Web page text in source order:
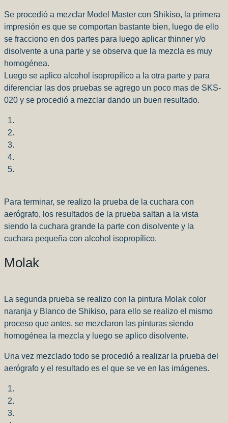
Se procedió a mezclar Model Master con Shikiso, la primera
impresión es que se comportan bastante bien, luego de ello
se fracciono en dos partes para luego aplicar thinner y/o
disolvente a una parte y se observa que la mezcla es muy
homogénea.
Luego se aplico alcohol isopropílico a la otra parte y para
diferenciar las dos pruebas se agrego un poco mas de SKS-
020 y se procedió a mezclar dando un buen resultado.
Para terminar, se realizo la prueba de la cuchara con
aerógrafo, los resultados de la prueba saltan a la vista
siendo la cuchara grande la parte con disolvente y la
cuchara pequeña con alcohol isopropílico.
Molak
La segunda prueba se realizo con la pintura Molak color
naranja y Blanco de Shikiso, para ello se realizo el mismo
proceso que antes, se mezclaron las pinturas siendo
homogénea la mezcla y luego se aplico disolvente.
Una vez mezclado todo se procedió a realizar la prueba del
aerógrafo y el resultado es el que se ve en las imágenes.